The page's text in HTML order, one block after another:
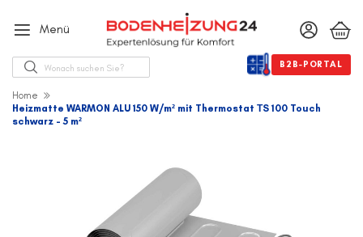
Menü
Suche B2B-PORTAL
Home
Heizmatte WARMON ALU 150 W/m² mit Thermostat ТS 100 Touch
schwarz - 5 m²